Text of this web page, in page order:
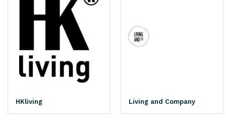
HKliving Living and Company